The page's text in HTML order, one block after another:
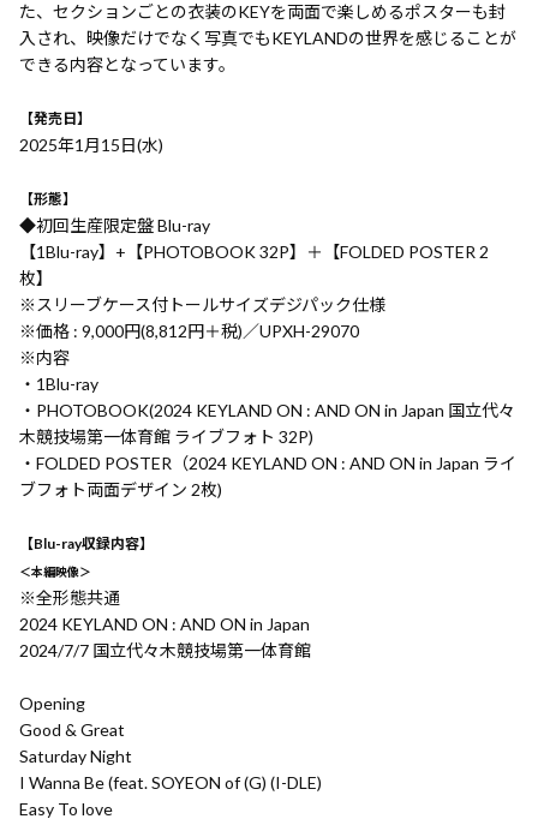
た、セクションごとの衣装のKEYを両面で楽しめるポスターも封
入され、映像だけでなく写真でもKEYLANDの世界を感じることが
できる内容となっています。
【発売日】
2025年1月15日(水)
【形態】
◆初回生産限定盤 Blu-ray
【1Blu-ray】+【PHOTOBOOK 32P】＋【FOLDED POSTER 2
枚】
※スリーブケース付トールサイズデジパック仕様
※価格 : 9,000円(8,812円＋税)／UPXH-29070
※内容
・1Blu-ray
・PHOTOBOOK(2024 KEYLAND ON : AND ON in Japan 国立代々
木競技場第一体育館 ライブフォト 32P)
・FOLDED POSTER（2024 KEYLAND ON : AND ON in Japan ライ
ブフォト両面デザイン 2枚)
【Blu-ray収録内容】
＜本編映像＞
※全形態共通
2024 KEYLAND ON : AND ON in Japan
2024/7/7 国立代々木競技場第一体育館
Opening
Good & Great
Saturday Night
I Wanna Be (feat. SOYEON of (G) (I-DLE)
Easy To love